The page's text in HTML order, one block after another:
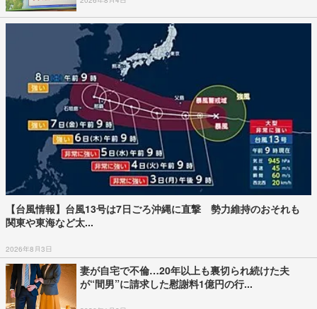
【台風情報】台風13号は7日ごろ沖縄に直撃 勢力維持のおそれも
関東や東海など太...
2026年8月3日
妻が自宅で不倫…20年以上も裏切られ続けた夫
が“間男”に請求した慰謝料1億円の行...